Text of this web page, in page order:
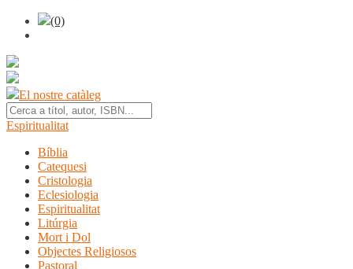
(0)
El nostre catàleg
Espiritualitat
Bíblia
Catequesi
Cristologia
Eclesiologia
Espiritualitat
Litúrgia
Mort i Dol
Objectes Religiosos
Pastoral